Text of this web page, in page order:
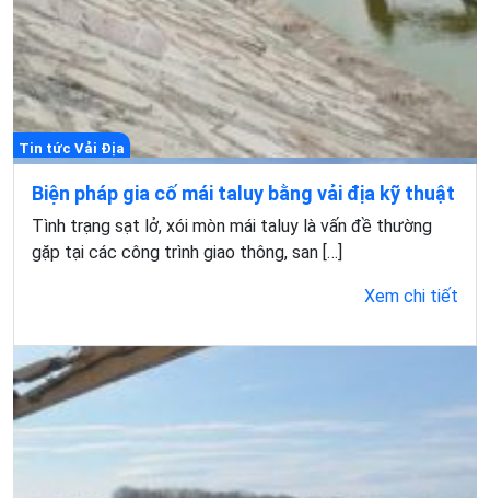
Tin tức Vải Địa
Biện pháp gia cố mái taluy bằng vải địa kỹ thuật
Tình trạng sạt lở, xói mòn mái taluy là vấn đề thường
gặp tại các công trình giao thông, san […]
Xem chi tiết